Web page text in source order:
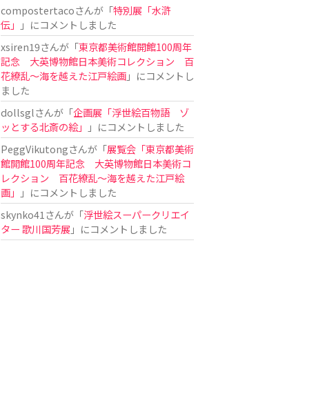
compostertacoさんが「特別展「水滸
伝」
」にコメントしました
xsiren19さんが「東京都美術館開館100周年
記念 大英博物館日本美術コレクション 百
花繚乱～海を越えた江戸絵画」にコメントし
ました
dollsglさんが「企画展「浮世絵百物語 ゾ
ッとする北斎の絵」
」にコメントしました
PeggVikutongさんが「展覧会「東京都美術
館開館100周年記念 大英博物館日本美術コ
レクション 百花繚乱〜海を越えた江戸絵
画」
」にコメントしました
skynko41 さんが「浮世絵スーパークリエイ
ター 歌川国芳展 」にコメントしました